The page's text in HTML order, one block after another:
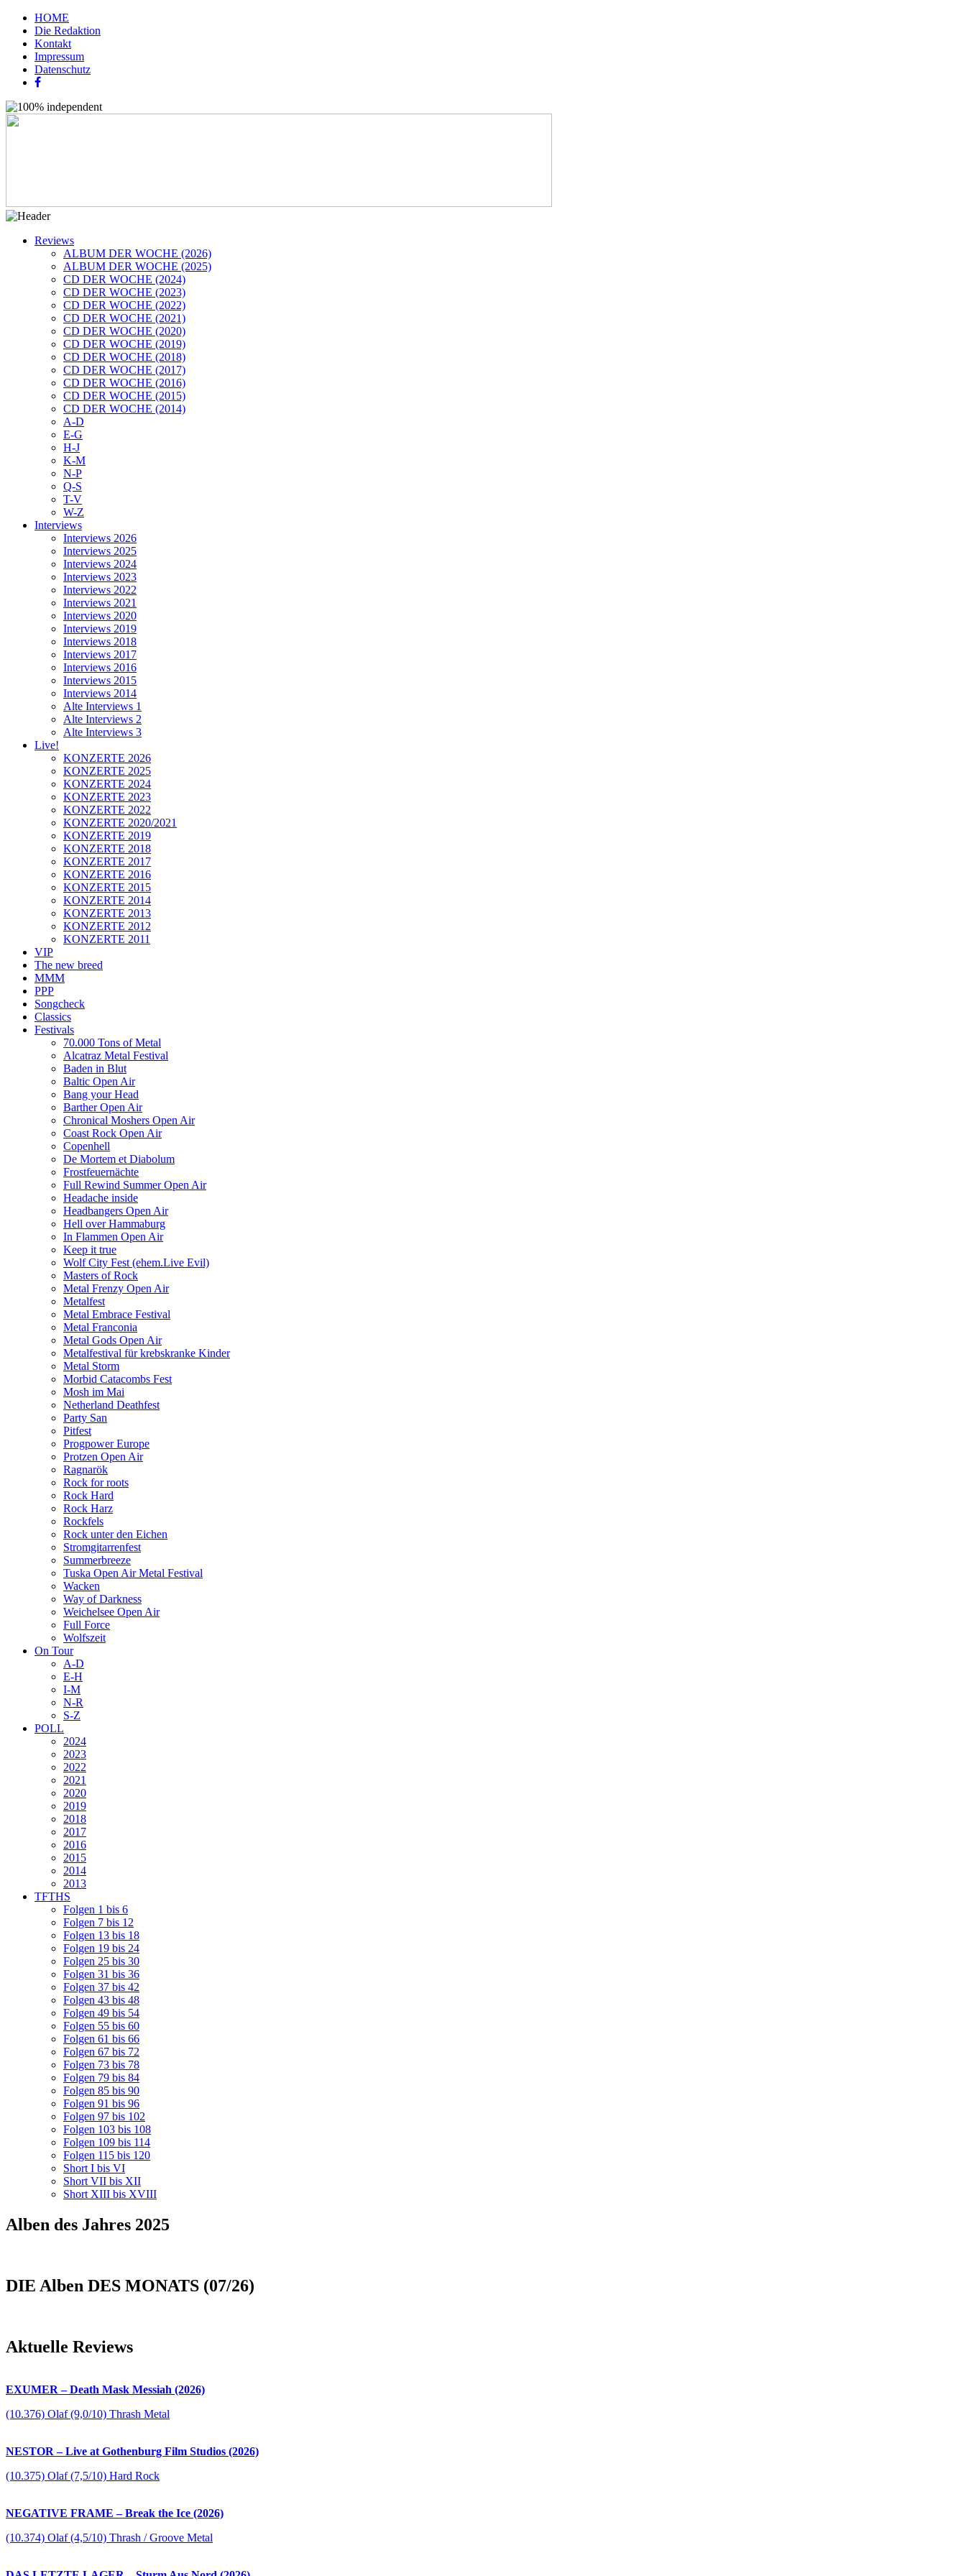
HOME
Die Redaktion
Kontakt
Impressum
Datenschutz
Reviews
ALBUM DER WOCHE (2026)
ALBUM DER WOCHE (2025)
CD DER WOCHE (2024)
CD DER WOCHE (2023)
CD DER WOCHE (2022)
CD DER WOCHE (2021)
CD DER WOCHE (2020)
CD DER WOCHE (2019)
CD DER WOCHE (2018)
CD DER WOCHE (2017)
CD DER WOCHE (2016)
CD DER WOCHE (2015)
CD DER WOCHE (2014)
A-D
E-G
H-J
K-M
N-P
Q-S
T-V
W-Z
Interviews
Interviews 2026
Interviews 2025
Interviews 2024
Interviews 2023
Interviews 2022
Interviews 2021
Interviews 2020
Interviews 2019
Interviews 2018
Interviews 2017
Interviews 2016
Interviews 2015
Interviews 2014
Alte Interviews 1
Alte Interviews 2
Alte Interviews 3
Live!
KONZERTE 2026
KONZERTE 2025
KONZERTE 2024
KONZERTE 2023
KONZERTE 2022
KONZERTE 2020/2021
KONZERTE 2019
KONZERTE 2018
KONZERTE 2017
KONZERTE 2016
KONZERTE 2015
KONZERTE 2014
KONZERTE 2013
KONZERTE 2012
KONZERTE 2011
VIP
The new breed
MMM
PPP
Songcheck
Classics
Festivals
70.000 Tons of Metal
Alcatraz Metal Festival
Baden in Blut
Baltic Open Air
Bang your Head
Barther Open Air
Chronical Moshers Open Air
Coast Rock Open Air
Copenhell
De Mortem et Diabolum
Frostfeuernächte
Full Rewind Summer Open Air
Headache inside
Headbangers Open Air
Hell over Hammaburg
In Flammen Open Air
Keep it true
Wolf City Fest (ehem.Live Evil)
Masters of Rock
Metal Frenzy Open Air
Metalfest
Metal Embrace Festival
Metal Franconia
Metal Gods Open Air
Metalfestival für krebskranke Kinder
Metal Storm
Morbid Catacombs Fest
Mosh im Mai
Netherland Deathfest
Party San
Pitfest
Progpower Europe
Protzen Open Air
Ragnarök
Rock for roots
Rock Hard
Rock Harz
Rockfels
Rock unter den Eichen
Stromgitarrenfest
Summerbreeze
Tuska Open Air Metal Festival
Wacken
Way of Darkness
Weichelsee Open Air
Full Force
Wolfszeit
On Tour
A-D
E-H
I-M
N-R
S-Z
POLL
2024
2023
2022
2021
2020
2019
2018
2017
2016
2015
2014
2013
TFTHS
Folgen 1 bis 6
Folgen 7 bis 12
Folgen 13 bis 18
Folgen 19 bis 24
Folgen 25 bis 30
Folgen 31 bis 36
Folgen 37 bis 42
Folgen 43 bis 48
Folgen 49 bis 54
Folgen 55 bis 60
Folgen 61 bis 66
Folgen 67 bis 72
Folgen 73 bis 78
Folgen 79 bis 84
Folgen 85 bis 90
Folgen 91 bis 96
Folgen 97 bis 102
Folgen 103 bis 108
Folgen 109 bis 114
Folgen 115 bis 120
Short I bis VI
Short VII bis XII
Short XIII bis XVIII
Alben des Jahres 2025
DIE Alben DES MONATS (07/26)
Aktuelle Reviews
EXUMER – Death Mask Messiah (2026)
(10.376) Olaf (9,0/10) Thrash Metal
NESTOR – Live at Gothenburg Film Studios (2026)
(10.375) Olaf (7,5/10) Hard Rock
NEGATIVE FRAME – Break the Ice (2026)
(10.374) Olaf (4,5/10) Thrash / Groove Metal